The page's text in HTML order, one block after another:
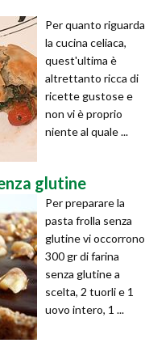
Per quanto riguarda
la cucina celiaca,
quest'ultima è
altrettanto ricca di
ricette gustose e
non vi è proprio
niente al quale ...
glutine
Per preparare la
pasta frolla senza
glutine vi occorrono
300 gr di farina
senza glutine a
scelta, 2 tuorli e 1
uovo intero, 1 ...